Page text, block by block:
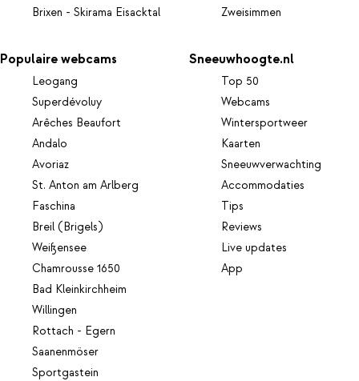
Brixen - Skirama Eisacktal
Zweisimmen
Populaire webcams
Leogang
Superdévoluy
Arêches Beaufort
Andalo
Avoriaz
St. Anton am Arlberg
Faschina
Breil (Brigels)
Weißensee
Chamrousse 1650
Bad Kleinkirchheim
Willingen
Rottach - Egern
Saanenmöser
Sportgastein
Sneeuwhoogte.nl
Top 50
Webcams
Wintersportweer
Kaarten
Sneeuwverwachting
Accommodaties
Tips
Reviews
Live updates
App